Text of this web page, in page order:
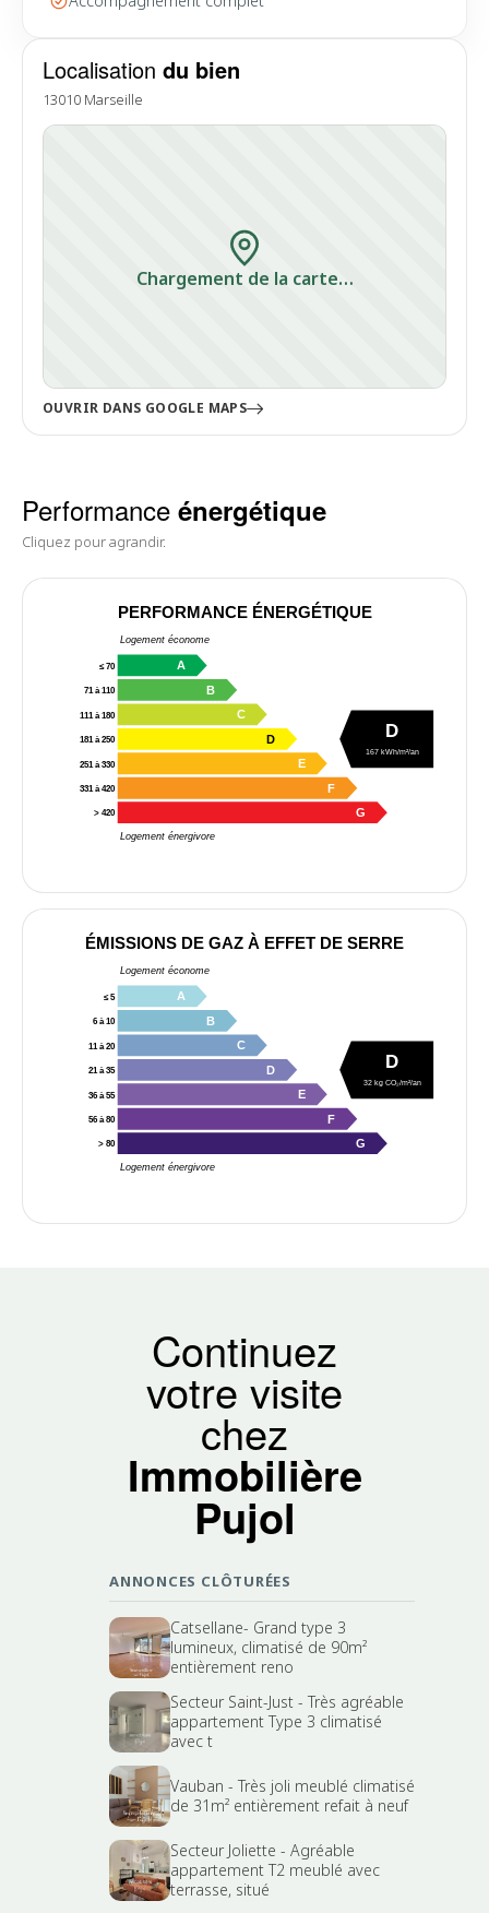
Localisation du bien
13010 Marseille
Chargement de la carte…
OUVRIR DANS GOOGLE MAPS
Performance énergétique
Cliquez pour agrandir.
PERFORMANCE ÉNERGÉTIQUE
Logement économe
Logement énergivore
≤ 70 A
71 à 110 B
111 à 180 C
181 à 250 D
251 à 330 E
331 à 420 F
> 420 G
D
167 kWh/m²/an
ÉMISSIONS DE GAZ À EFFET DE SERRE
Logement économe
Logement énergivore
≤ 5 A
6 à 10 B
11 à 20 C
21 à 35 D
36 à 55 E
56 à 80 F
> 80 G
D
32 kg CO₂/m²/an
Continuez
votre visite
chez
Immobilière
Pujol
ANNONCES CLÔTURÉES
Catsellane- Grand type 3
lumineux, climatisé de 90m²
entièrement reno
Secteur Saint-Just - Très agréable
appartement Type 3 climatisé
avec t
Vauban - Très joli meublé climatisé
de 31m² entièrement refait à neuf
Secteur Joliette - Agréable
appartement T2 meublé avec
terrasse, situé